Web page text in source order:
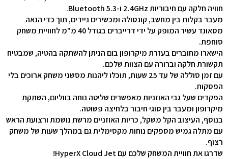
חוויה חלקה עם חיבוריות 2.4GHz ו-Bluetooth 5.3.
מעבר בקלות בין מחשב, קונסולה ומכשירים ניידים, תוך כדי הנאה
מסאונד עשיר המופק על ידי דרייברים בגודל 40 מ"מ לחוויית משחק
סוחפת.
הישארו מחוברים בעזרת מיקרופון בום הניתן להשתקה בהטיה, שמבטיח
תקשורת חלקה וברורה עם הצוות שלכם.
עם זמן סוללה של עד 25 שעות, תוכלו ליהנות מסשני משחק ארוכים בלי
הפסקות.
הפקדים שעל גבי האוזניות מאפשרים שליטה נוחה בווליום, השתקת
מיקרופון ומעבר בין סוגי חיבור בלחיצה פשוטה.
בנוסף, העיצוב הקל משקל, כריות האוזניים מרשת נושמת ורצועת הראש
עם מתלה גמיש מספקים נוחות מקסימלית גם במהלך שעות של משחק
רצוף.
שדרגו את חוויית המשחק שלכם עם HyperX Cloud Jet!